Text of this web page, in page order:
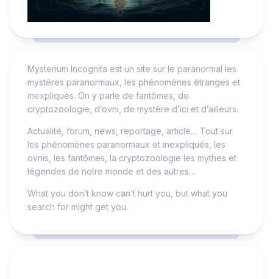
Mysterium Incognita est un site sur le paranormal les
mystères paranormaux, les phénomènes étranges et
inexpliqués. On y parle de fantômes, de
cryptozoologie, d’ovni, de mystère d’ici et d’ailleurs.
Actualité, forum, news, reportage, article… Tout sur
les phénomènes paranormaux et inexpliqués, les
ovnis, les fantômes, la cryptozoologie les mythes et
légendes de notre monde et des autres…
What you don’t know can’t hurt you, but what you
search for might get you.